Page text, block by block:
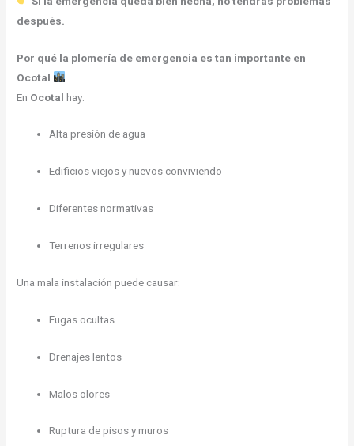
después.
Por qué la plomería de emergencia es tan importante en
Ocotal
En Ocotal hay:
Alta presión de agua
Edificios viejos y nuevos conviviendo
Diferentes normativas
Terrenos irregulares
Una mala instalación puede causar:
Fugas ocultas
Drenajes lentos
Malos olores
Ruptura de pisos y muros